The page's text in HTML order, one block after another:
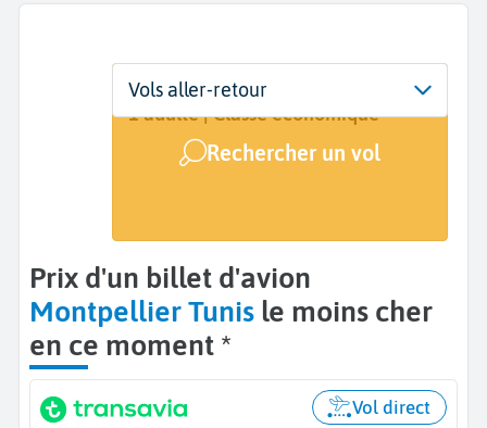
Départ
Montpellier (MPL)
Dates
Dates de votre voyage
Voyageurs | Classe
1 adulte | Classe économique
Rechercher un vol
Vols aller-retour
Prix d'un billet d'avion
Montpellier Tunis le moins cher
en ce moment *
Vol direct